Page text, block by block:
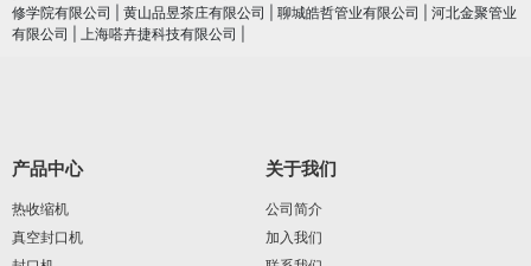
修学院有限公司
黄山品昱茶庄有限公司 聊城皓哲管业有限公司
河北金聚管业
有限公司
上海嗒卉捷科技有限公司
产品中心
热收缩机
真空封口机
关于我们
公司简介
加入我们